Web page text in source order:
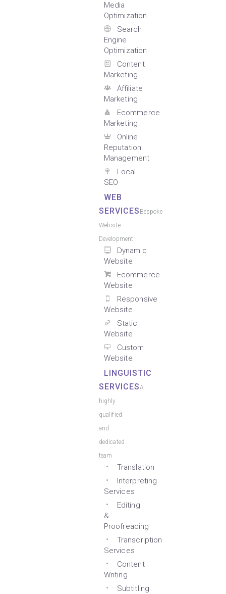
Media
Optimization
Search
Engine
Optimization
Content
Marketing
Affiliate
Marketing
Ecommerce
Marketing
Online
Reputation
Management
Local
SEO
WEB
SERVICES Bespoke
Website
Development
Dynamic
Website
Ecommerce
Website
Responsive
Website
Static
Website
Custom
Website
LINGUISTIC
SERVICESA
highly
qualified
and
dedicated
team
Translation
Interpreting
Services
Editing
&
Proofreading
Transcription
Services
Content
Writing
Subtitling